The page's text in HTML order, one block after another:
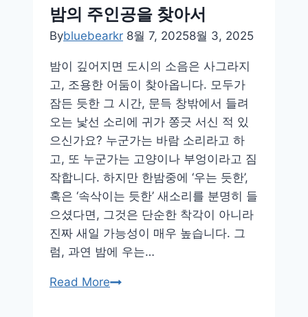
리
운
정
의
과
학
적
정
체
밤의 주인공을 찾아서
Bybluebearkr 8월 7, 20258월 3, 2025
밤이 깊어지면 도시의 소음은 사그라지
고, 조용한 어둠이 찾아옵니다. 모두가
잠든 듯한 그 시간, 문득 창밖에서 들려
오는 낯선 소리에 귀가 쫑긋 서신 적 있
으신가요? 누군가는 바람 소리라고 하
고, 또 누군가는 고양이나 부엉이라고 짐
작합니다. 하지만 한밤중에 ‘우는 듯한’,
혹은 ‘속삭이는 듯한’ 새소리를 분명히 들
으셨다면, 그것은 단순한 착각이 아니라
진짜 새일 가능성이 매우 높습니다. 그
럼, 과연 밤에 우는…
Read More어